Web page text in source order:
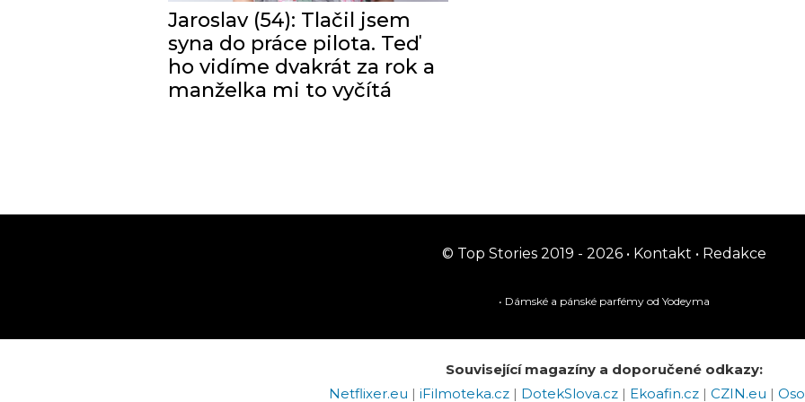
Jaroslav (54): Tlačil jsem
syna do práce pilota. Teď
ho vidíme dvakrát za rok a
manželka mi to vyčítá
© Top Stories 2019 - 2026 •Kontakt •Redakce
• Dámské a pánské parfémyod Yodeyma
Související magazíny a doporučené odkazy:
Netflixer.eu | iFilmoteka.cz | DotekSlova.cz | Ekoafin.cz | CZIN.eu |